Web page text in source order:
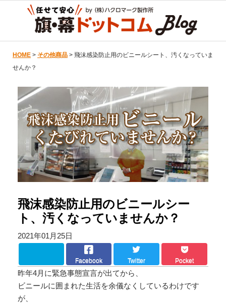
HOME > その他商品 > 飛沫感染防止用のビニールシート、汚くなっていま
せんか？
飛沫感染防止用のビニールシー
ト、汚くなっていませんか？
2021年01月25日
Facebook Twitter Pocket
昨年4月に緊急事態宣言が出てから、
ビニールに囲まれた生活を余儀なくしているわけです
が、